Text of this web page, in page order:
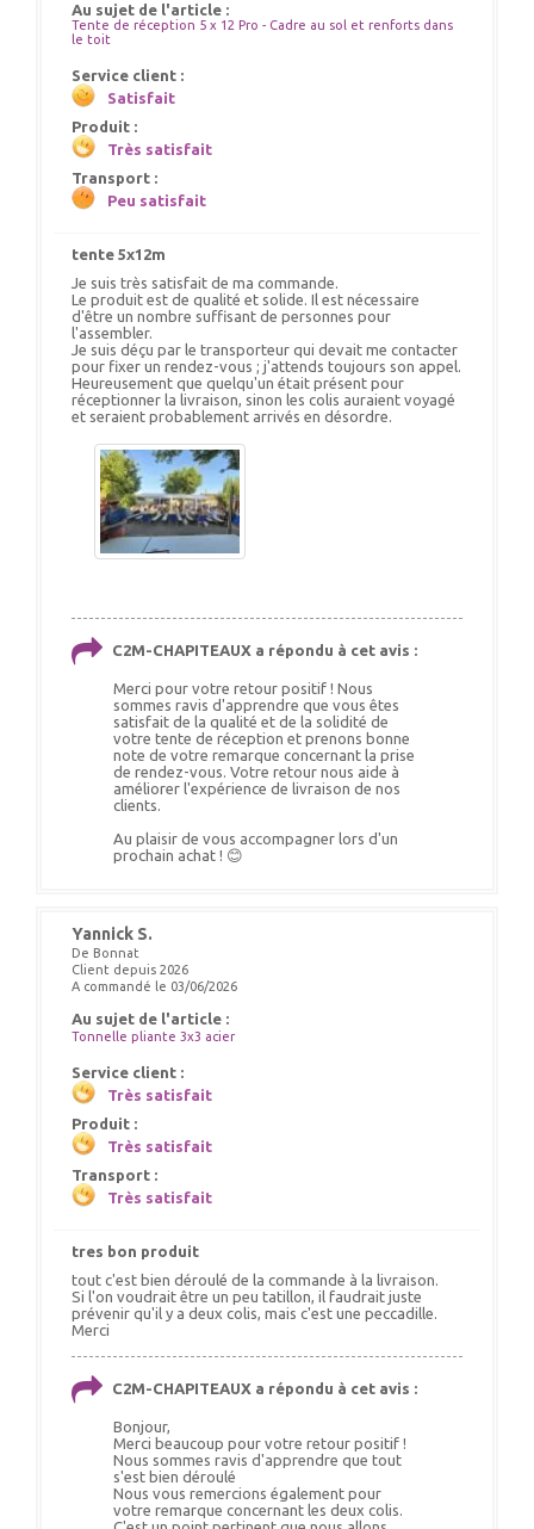
Au sujet de l'article :
Tente de réception 5 x 12 Pro - Cadre au sol et renforts dans
le toit
Service client :
Satisfait
Produit :
Très satisfait
Transport :
Peu satisfait
tente 5x12m
Je suis très satisfait de ma commande.
Le produit est de qualité et solide. Il est nécessaire
d'être un nombre suffisant de personnes pour
l'assembler.
Je suis déçu par le transporteur qui devait me contacter
pour fixer un rendez-vous ; j'attends toujours son appel.
Heureusement que quelqu'un était présent pour
réceptionner la livraison, sinon les colis auraient voyagé
et seraient probablement arrivés en désordre.
C2M-CHAPITEAUX a répondu à cet avis :
Merci pour votre retour positif ! Nous
sommes ravis d'apprendre que vous êtes
satisfait de la qualité et de la solidité de
votre tente de réception et prenons bonne
note de votre remarque concernant la prise
de rendez-vous. Votre retour nous aide à
améliorer l'expérience de livraison de nos
clients.
Au plaisir de vous accompagner lors d'un
prochain achat ! 😊
Yannick S.
De Bonnat
Client depuis 2026
A commandé le 03/06/2026
Au sujet de l'article :
Tonnelle pliante 3x3 acier
Service client :
Très satisfait
Produit :
Très satisfait
Transport :
Très satisfait
tres bon produit
tout c'est bien déroulé de la commande à la livraison.
Si l'on voudrait être un peu tatillon, il faudrait juste
prévenir qu'il y a deux colis, mais c'est une peccadille.
Merci
C2M-CHAPITEAUX a répondu à cet avis :
Bonjour,
Merci beaucoup pour votre retour positif !
Nous sommes ravis d'apprendre que tout
s'est bien déroulé
Nous vous remercions également pour
votre remarque concernant les deux colis.